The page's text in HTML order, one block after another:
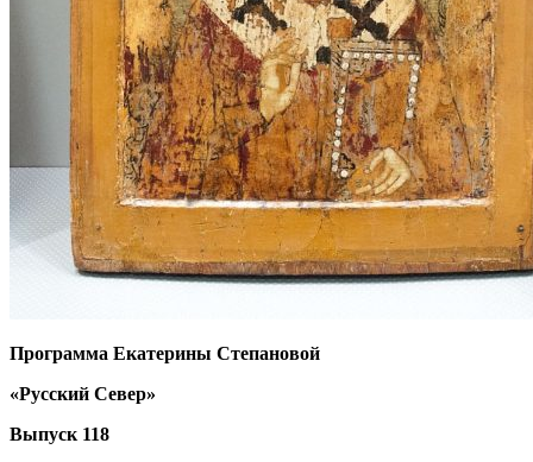
Программа Екатерины Степановой
«Русский Север»
Выпуск 118